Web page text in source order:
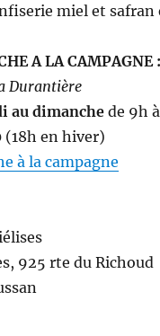
miel et safran
A LA CAMPAGNE :
Durantière
au dimanchede 9h
(18h en hiver)
à la campagne
925 rte du Richoud